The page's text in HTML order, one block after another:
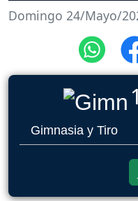
Domingo 24/Mayo/
Gimnasia y Tiro
1